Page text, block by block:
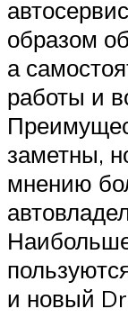
образом
а
работы и
заметны,
мнению
и новый